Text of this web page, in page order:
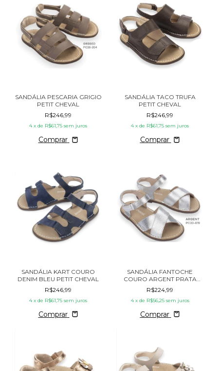
SANDÁLIA PESCARIA GRIGIO
PETIT CHEVAL
R$246,99
4 x de R$61,75 sem juros
Comprar
SANDÁLIA TACO TRUFA
PETIT CHEVAL
R$246,99
4 x de R$61,75 sem juros
Comprar
SANDÁLIA KART COURO
DENIM BLEU PETIT CHEVAL
R$246,99
4 x de R$61,75 sem juros
Comprar
SANDÁLIA FANTOCHE
COURO ARGENT PRATA
PETIT CHEVAL
R$224,99
4 x de R$56,25 sem juros
Comprar